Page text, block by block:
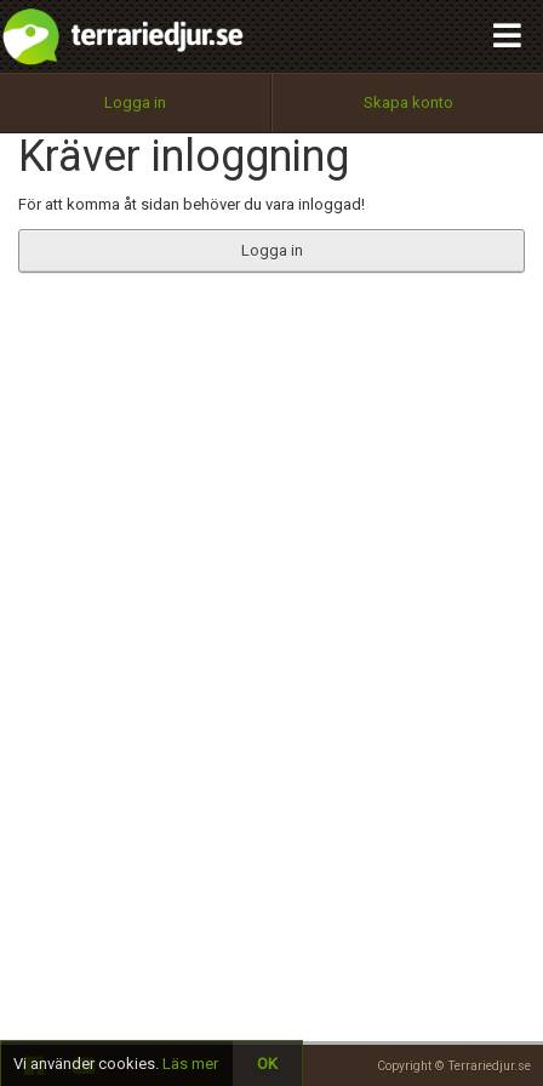
Logga in Skapa konto
Kräver inloggning
För att komma åt sidan behöver du vara inloggad!
Logga in
Copyright © Terrariedjur.se
Utför
100%
OK
integritetspolicy
Namn:
Epost:
Begär nytt lösenord
Tillbaka till förstasidan
Vi använder cookies. Läs mer OK